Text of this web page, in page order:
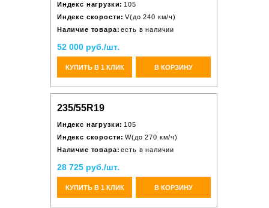
Индекс нагрузки: 105
Индекс скорости: V(до 240 км/ч)
Наличие товара: есть в наличии
52 000 руб./шт.
КУПИТЬ В 1 КЛИК В КОРЗИНУ
235/55R19
Индекс нагрузки: 105
Индекс скорости: W(до 270 км/ч)
Наличие товара: есть в наличии
28 725 руб./шт.
КУПИТЬ В 1 КЛИК В КОРЗИНУ